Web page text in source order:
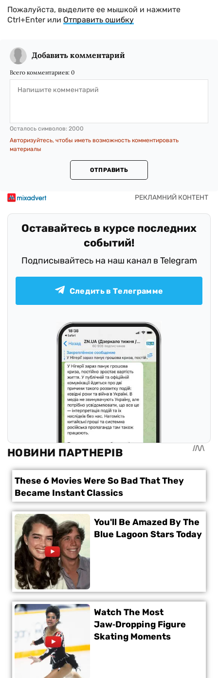
Пожалуйста, выделите ее мышкой и нажмите
Ctrl+Enter или Отправить ошибку
Добавить комментарий
Всего комментариев: 0
Осталось символов: 2000
Авторизуйтесь, чтобы иметь возможность комментировать
материалы
ОТПРАВИТЬ
Оставайтесь в курсе последних
событий!
Подписывайтесь на наш канал в Telegram
Следить в Телеграмме